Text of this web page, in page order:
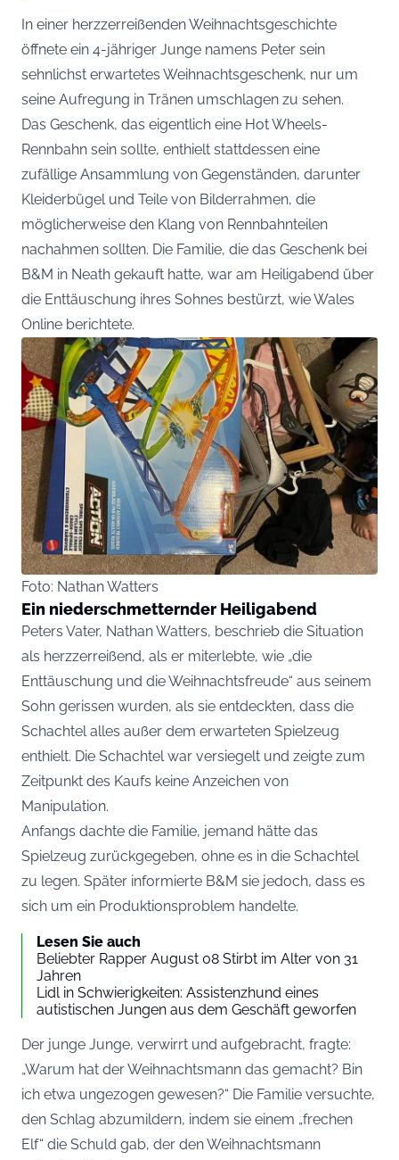
In einer herzzerreißenden Weihnachtsgeschichte
öffnete ein 4-jähriger Junge namens Peter sein
sehnlichst erwartetes Weihnachtsgeschenk, nur um
seine Aufregung in Tränen umschlagen zu sehen.
Das Geschenk, das eigentlich eine Hot Wheels-
Rennbahn sein sollte, enthielt stattdessen eine
zufällige Ansammlung von Gegenständen, darunter
Kleiderbügel und Teile von Bilderrahmen, die
möglicherweise den Klang von Rennbahnteilen
nachahmen sollten. Die Familie, die das Geschenk bei
B&M in Neath gekauft hatte, war am Heiligabend über
die Enttäuschung ihres Sohnes bestürzt, wieWales
Online berichtete.
Foto: Nathan Watters
Ein niederschmetternder Heiligabend
Peters Vater, Nathan Watters, beschrieb die Situation
als herzzerreißend, als er miterlebte, wie „die
Enttäuschung und die Weihnachtsfreude“ aus seinem
Sohn gerissen wurden, als sie entdeckten, dass die
Schachtel alles außer dem erwarteten Spielzeug
enthielt. Die Schachtel war versiegelt und zeigte zum
Zeitpunkt des Kaufs keine Anzeichen von
Manipulation.
Anfangs dachte die Familie, jemand hätte das
Spielzeug zurückgegeben, ohne es in die Schachtel
zu legen. Später informierte B&M sie jedoch, dass es
sich um ein Produktionsproblem handelte.
Lesen Sie auch
Beliebter Rapper August 08 Stirbt im Alter von 31
Jahren
Lidl in Schwierigkeiten: Assistenzhund eines
autistischen Jungen aus dem Geschäft geworfen
Der junge Junge, verwirrt und aufgebracht, fragte:
„Warum hat der Weihnachtsmann das gemacht? Bin
ich etwa ungezogen gewesen?“ Die Familie versuchte,
den Schlag abzumildern, indem sie einem „frechen
Elf“ die Schuld gab, der den Weihnachtsmann